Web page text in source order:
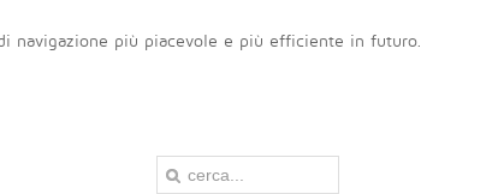
navigazione più piacevole e più efficiente in futuro.